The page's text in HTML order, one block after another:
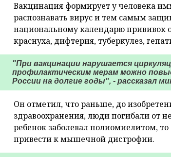
Вакцинация формирует у человека
распознавать вирус и тем самым
национальному календарю прививок
краснуха, дифтерия, туберкулез,
"При вакцинации нарушается
профилактическим мерам можно
России на долгие годы", - рассказал
Он отметил, что раньше, до
здравоохранения, люди погибали от
ребенок заболевал полиомиелитом,
привести к мышечной дистрофии.